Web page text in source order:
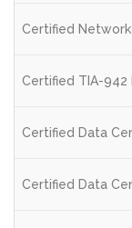
Certified Network
Certified TIA-942
Certified Data
Certified Data